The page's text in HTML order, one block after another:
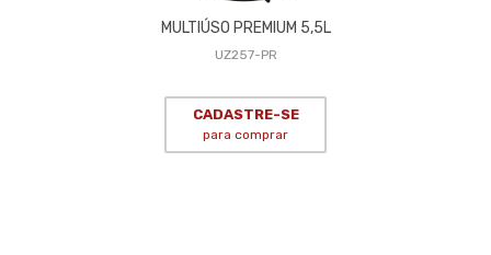
MULTIÚSO PREMIUM 5,5L
UZ257-PR
CADASTRE-SE
para comprar